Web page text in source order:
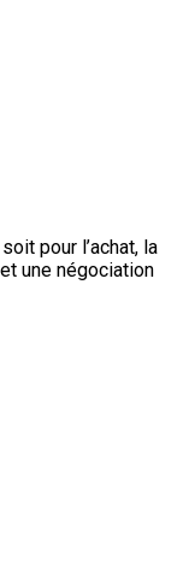
pour l’achat, la
une négociation